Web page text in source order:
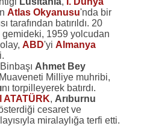
Atlas Okyanusu'nda bir
tarafından batırıldı. 20
1959 yolcudan
ABD'yiAlmanya
Ahmet Bey
Milliye muhribi,
nı torpilleyerek batırdı.
ATATÜRK, Arıburnu
cesaret ve
miralaylığa terfi etti.